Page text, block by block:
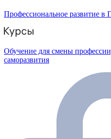
Профессиональное развитие в
Обучение для смены
саморазвития